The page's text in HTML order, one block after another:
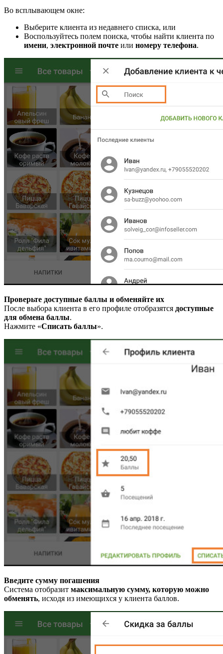
Во всплывающем окне:
Выберите клиента из недавнего списка, или
Воспользуйтесь полем поиска, чтобы найти клиента по
имени, электронной почте или номеру телефона.
Проверьте доступные баллы и обменяйте их
После выбора клиента в его профиле отобразятся доступные
для обмена баллы.
Нажмите «Списать баллы».
Введите сумму погашения
Система отобразит максимальную сумму, которую можно
обменять, исходя из имеющихся у клиента баллов.